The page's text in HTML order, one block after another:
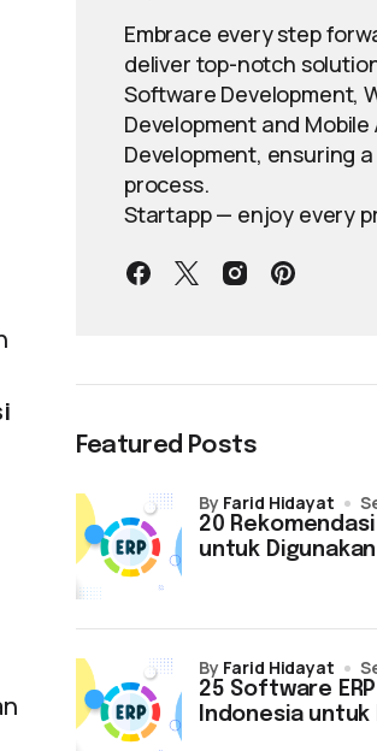
Embrace every step
deliver top-notch
Software Development,
Development and Mobile
Development, ensuring
process.
Startapp — enjoy every
Featured Posts
20 Rekomendasi
untuk
by Farid Hidayat
25 Software
Indonesia untuk
by Farid Hidayat